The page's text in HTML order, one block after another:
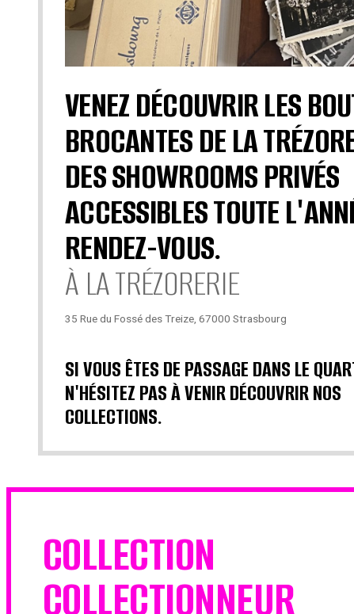
VENEZ DÉCOUVRIR LES
BROCANTES DE LA
DES SHOWROOMS PRIVÉS
ACCESSIBLES TOUTE
RENDEZ-VOUS.
À LA TRÉZORERIE
35 Rue du Fossé des Treize, 67000 Strasbourg
SI VOUS ÊTES DE PASSAGE DANS LE
N'HÉSITEZ PAS À VENIR DÉCOUVRIR NOS
COLLECTIONS.
COLLECTION
COLLECTIONNEUR